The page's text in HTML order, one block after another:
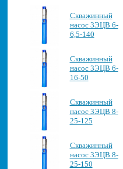
Скважинный
насос 3ЭЦВ 6-
6,5-140
Скважинный
насос 3ЭЦВ 6-
16-50
Скважинный
насос 3ЭЦВ 8-
25-125
Скважинный
насос 3ЭЦВ 8-
25-150